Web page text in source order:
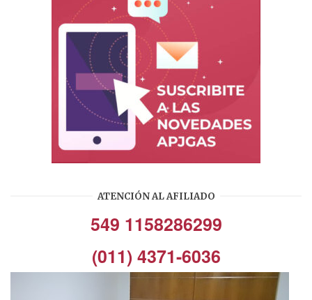
ATENCIÓN AL AFILIADO
549 1158286299
(011) 4371-6036